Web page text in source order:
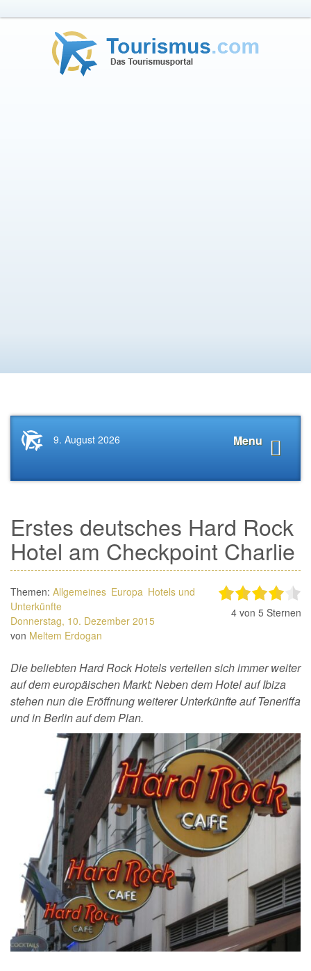
Startseite
News.Tourismus.com
Menu
9. August 2026
Erstes deutsches Hard Rock
Hotel am Checkpoint Charlie
Themen: Allgemeines Europa Hotels und
Unterkünfte
Donnerstag, 10. Dezember 2015
von Meltem Erdogan
4von 5 Sternen
Die beliebten Hard Rock Hotels verteilen sich immer weiter
auf dem europäischen Markt: Neben dem Hotel auf Ibiza
stehen nun die Eröffnung weiterer Unterkünfte auf Teneriffa
und in Berlin auf dem Plan.